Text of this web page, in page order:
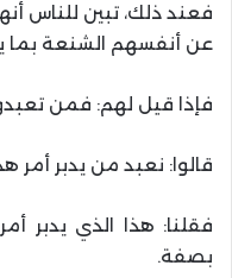
فعند ذلك، تبين للناس
عن أنفسهم الشنعة بما
فإذا قيل لهم: فمن
قالوا: نعبد من يدبر أمر
فقلنا: هذا الذي يدبر
بصفة.